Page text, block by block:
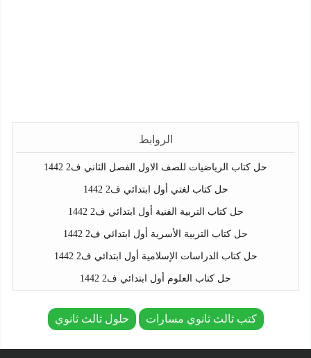
الروابط
حل كتاب الرياضيات للصف الاول الفصل الثاني ف2 1442
حل كتاب لغتي أول ابتدائي ف2 1442
حل كتاب التربية الفنية أول ابتدائي ف2 1442
حل كتاب التربية الأسرية أول ابتدائي ف2 1442
حل كتاب الدراسات الإسلامية أول ابتدائي ف2 1442
حل كتاب العلوم أول ابتدائي ف2 1442
كتب ثالث ثانوي مسارات حلول ثالث ثانوي